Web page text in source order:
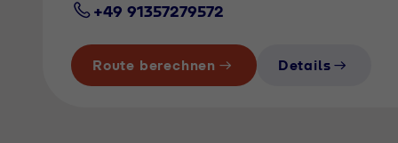
+49 91357279572
Route berechnen Details